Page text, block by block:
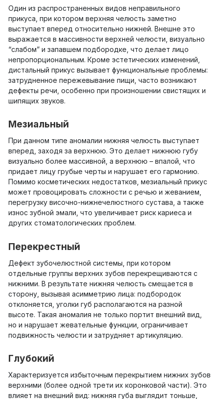
Один из распространенных видов неправильного
прикуса, при котором верхняя челюсть заметно
выступает вперед относительно нижней. Внешне это
выражается в массивности верхней челюсти, визуально
“слабом” и запавшем подбородке, что делает лицо
непропорциональным. Кроме эстетических изменений,
дистальный прикус вызывает функциональные проблемы:
затрудненное пережевывание пищи, часто возникают
дефекты речи, особенно при произношении свистящих и
шипящих звуков.
Мезиальный
При данном типе аномалии нижняя челюсть выступает
вперед, заходя за верхнюю. Это делает нижнюю губу
визуально более массивной, а верхнюю – впалой, что
придает лицу грубые черты и нарушает его гармонию.
Помимо косметических недостатков, мезиальный прикус
может провоцировать сложности с речью и жеванием,
перегрузку височно-нижнечелюстного сустава, а также
износ зубной эмали, что увеличивает риск кариеса и
других стоматологических проблем.
Перекрестный
Дефект зубочелюстной системы, при котором
отдельные группы верхних зубов перекрещиваются с
нижними. В результате нижняя челюсть смещается в
сторону, вызывая асимметрию лица: подбородок
отклоняется, уголки губ располагаются на разной
высоте. Такая аномалия не только портит внешний вид,
но и нарушает жевательные функции, ограничивает
подвижность челюсти и затрудняет артикуляцию.
Глубокий
Характеризуется избыточным перекрытием нижних зубов
верхними (более одной трети их коронковой части). Это
влияет на внешний вид: нижняя губа выглядит тоньше,